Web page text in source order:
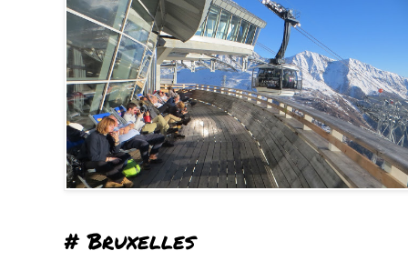
# Bruxelles